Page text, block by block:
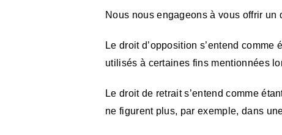
Nous nous engageons à vous offrir un
Le droit d’opposition s’entend
utilisés à certaines fins mentionnées
Le droit de retrait s’entend comme
ne figurent plus, par exemple, dans